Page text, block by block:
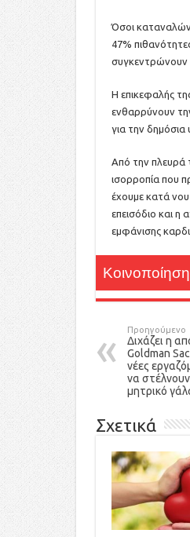
Όσοι
47%
συγκεντρώνουν
Η επικεφαλής
ενθαρρύνουν
για την
Από την πλευρά
ισορροπία που
έχουμε κατά
επεισόδιο και η
εμφάνισης
Κοινοποίηση
Προηγούμενο
Διχάζει η
Goldman
νέες
να
μητρικό
Σχετικά